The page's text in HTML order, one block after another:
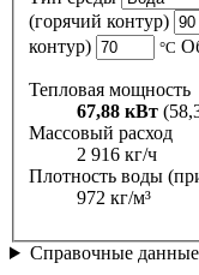
(горячий контур)
контур)
°C
Тепловая мощность
67,88 кВт
Массовый расход
2 916 кг/ч
Плотность воды
972 кг/м³
Справочные данные